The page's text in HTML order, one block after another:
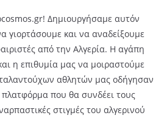
Δημιουργήσαμε αυτόν
γιορτάσουμε και να αναδείξουμε
από την Αλγερία. Η αγάπη
η επιθυμία μας να μοιραστούμε
αθλητών μας οδήγησαν
που θα συνδέει τους
στιγμές του αλγερινού